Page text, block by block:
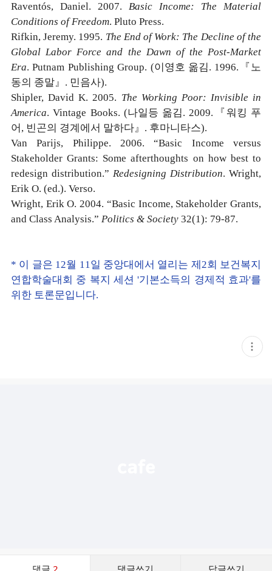
Raventós, Daniel. 2007. Basic Income: The Material
Conditions of Freedom. Pluto Press.
Rifkin, Jeremy. 1995. The End of Work: The Decline of the
Global Labor Force and the Dawn of the Post-Market
Era. Putnam Publishing Group. (이영호 옮김. 1996.『노
동의 종말』. 민음사).
Shipler, David K. 2005. The Working Poor: Invisible in
America. Vintage Books. (나일등 옮김. 2009.『워킹 푸
어, 빈곤의 경계에서 말하다』. 후마니타스).
Van Parijs, Philippe. 2006. “Basic Income versus
Stakeholder Grants: Some afterthoughts on how best to
redesign distribution.” Redesigning Distribution. Wright,
Erik O. (ed.). Verso.
Wright, Erik O. 2004. “Basic Income, Stakeholder Grants,
and Class Analysis.” Politics & Society 32(1): 79-87.
* 이 글은 12월 11일 중앙대에서 열리는 제2회 보건복지
연합학술대회 중 복지 세션 '기본소득의 경제적 효과'를
위한 토론문입니다.
현
재
댓글 2 댓글쓰기 답글쓰기